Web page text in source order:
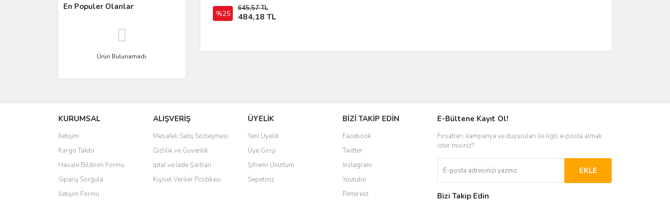
En Populer Olanlar
Ürün Bulunamadı.
%25
645,57 TL
484,18 TL
Sepete Ekle
KURUMSAL
İletişim
Kargo Takibi
Havale Bildirim Formu
Sipariş Sorgula
İletişim Formu
ALIŞVERİŞ
Mesafeli Satış Sözleşmesi
Gizlilik ve Güvenlik
İptal ve İade Şartları
Kişisel Veriler Politikası
ÜYELİK
Yeni Üyelik
Üye Girişi
Şifremi Unuttum
Sepetiniz
BİZİ TAKİP EDİN
Facebook
Twitter
Instagram
Youtube
Pinterest
E-Bültene Kayıt Ol!
Fırsatları, kampanya ve duyuruları ile ilgili e-posta almak
ister misiniz?
EKLE
Bizi Takip Edin